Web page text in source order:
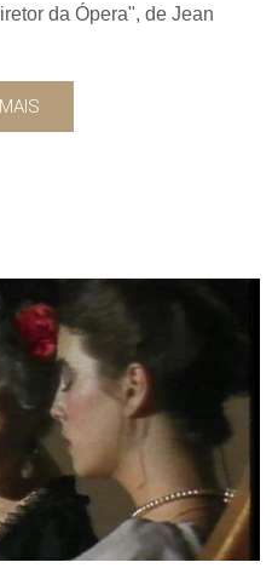
da Ópera", de Jean